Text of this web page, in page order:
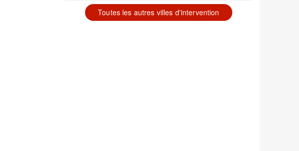
Toutes les autres villes d'intervention